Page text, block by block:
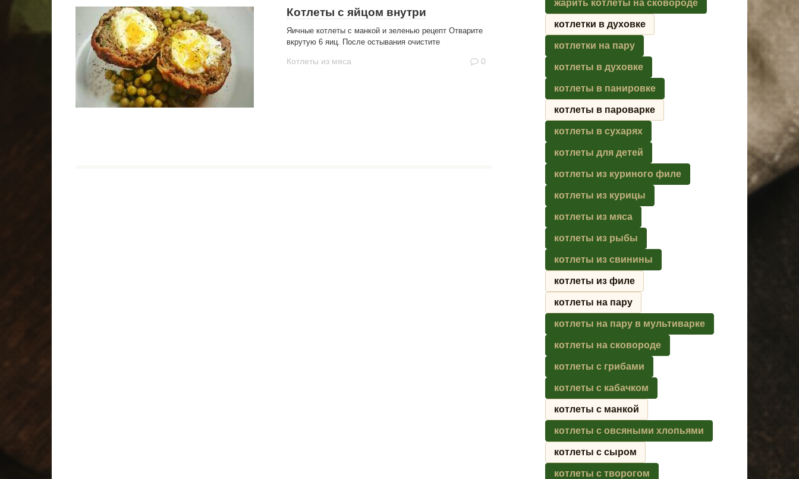
Котлеты с яйцом внутри
Яичные котлеты с манкой и зеленью рецепт Отварите
вкрутую 6 яиц. После остывания очистите
Котлеты из мяса 0
жарить котлеты на сковороде
котлетки в духовке
котлетки на пару
котлеты в духовке
котлеты в панировке
котлеты в пароварке
котлеты в сухарях
котлеты для детей
котлеты из куриного филе
котлеты из курицы
котлеты из мяса
котлеты из рыбы
котлеты из свинины
котлеты из филе
котлеты на пару
котлеты на пару в мультиварке
котлеты на сковороде
котлеты с грибами
котлеты с кабачком
котлеты с манкой
котлеты с овсяными хлопьями
котлеты с сыром
котлеты с творогом